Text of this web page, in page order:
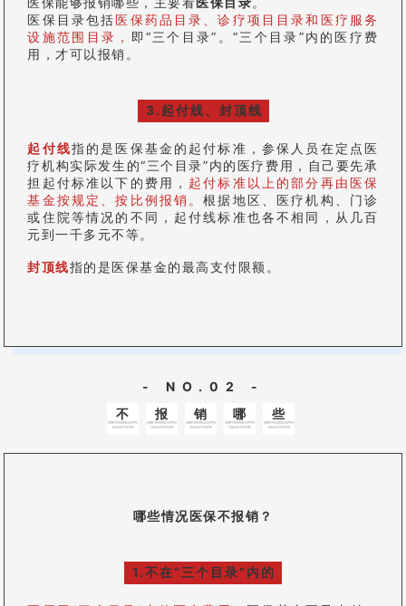
医保目录包括医保药品目录、诊疗项目目录和医疗服务
设施范围目录， 即“三个目录”。“三个目录”内的医疗费
用，才可以报销。
3.起付线、封顶线
起付线指的是医保基金的起付标准，参保人员在定点医
疗机构实际发生的“三个目录”内的医疗费用，自己要先承
担起付标准以下的费用， 起付标准以上的部分再由医保
基金按规定、按比例报销。根据地区、医疗机构、门诊
或住院等情况的不同，起付线标准也各不相同，从几百
元到一千多元不等。
封顶线指的是医保基金的最高支付限额。
- NO.02 -
不
报 销 哪 些
哪些情况医保不报销？
1.不在“三个目录”内的